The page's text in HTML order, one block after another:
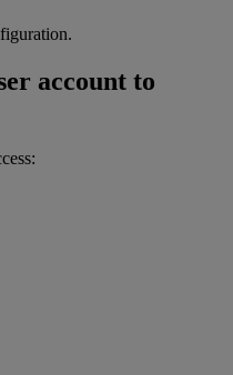
account to